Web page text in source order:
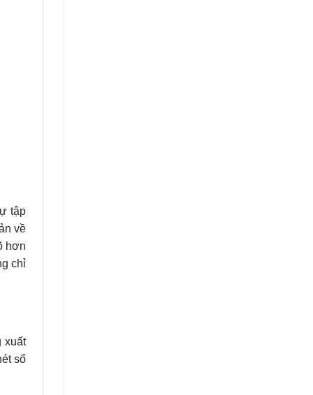
tập
về
hơn
chỉ
xuất
sổ